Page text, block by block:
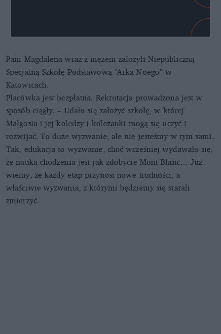
Pani Magdalena wraz z mężem założyli Niepubliczną
Specjalną Szkołę Podstawową "Arka Noego” w
Katowicach.
Placówka jest bezpłatna. Rekrutacja prowadzona jest w
sposób ciągły. – Udało się założyć szkołę, w której
Małgosia i jej koledzy i koleżanki mogą się uczyć i
rozwijać. To duże wyzwanie, ale nie jesteśmy w tym sami.
Tak, edukacja to wyzwanie, choć wcześniej wydawało się,
że nauka chodzenia jest jak zdobycie Mont Blanc… Już
wiemy, że każdy etap przynosi nowe trudności, a
właściwie wyzwania, z którymi będziemy się starali
zmierzyć.